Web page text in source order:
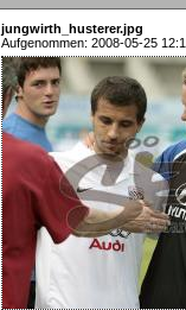
jungwirth_husterer.jpg
Aufgenommen: 2008-05-25